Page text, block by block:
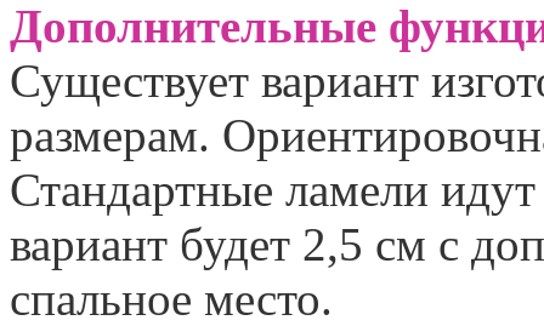
Дополнительные
Существует вариант
размерам.
Стандартные ламели
вариант будет 2,5 см с
спальное место.